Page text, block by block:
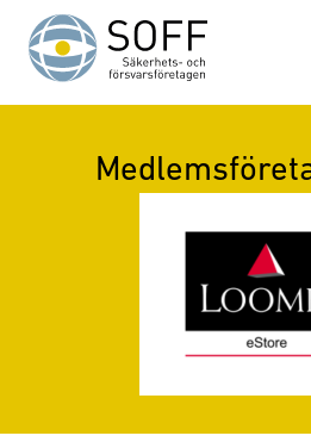
Hoppa till innehåll